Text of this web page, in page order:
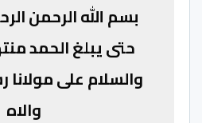
بسم الله الرحمن
حتى يبلغ الحمد
والسلام على
والاه